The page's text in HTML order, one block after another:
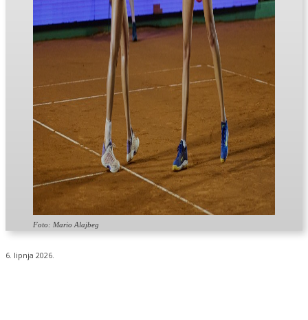
Foto: Mario Alajbeg
6. lipnja 2026.